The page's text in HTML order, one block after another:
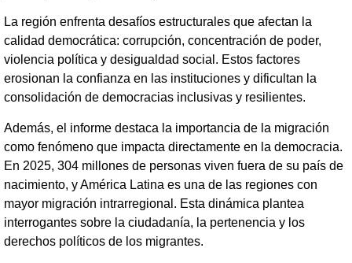
La región enfrenta desafíos estructurales que afectan la
calidad democrática: corrupción, concentración de poder,
violencia política y desigualdad social. Estos factores
erosionan la confianza en las instituciones y dificultan la
consolidación de democracias inclusivas y resilientes.
Además, el informe destaca la importancia de la migración
como fenómeno que impacta directamente en la democracia.
En 2025, 304 millones de personas viven fuera de su país de
nacimiento, y América Latina es una de las regiones con
mayor migración intrarregional. Esta dinámica plantea
interrogantes sobre la ciudadanía, la pertenencia y los
derechos políticos de los migrantes.